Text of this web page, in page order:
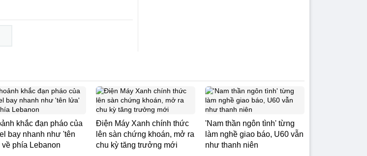
khắc đạn pháo của
bay nhanh như 'tên
về phía Lebanon
Điện Máy Xanh chính thức
lên sàn chứng khoán, mở ra
chu kỳ tăng trưởng mới
'Nam thần ngôn tình' từng
làm nghề giao báo, U60 vẫn
như thanh niên